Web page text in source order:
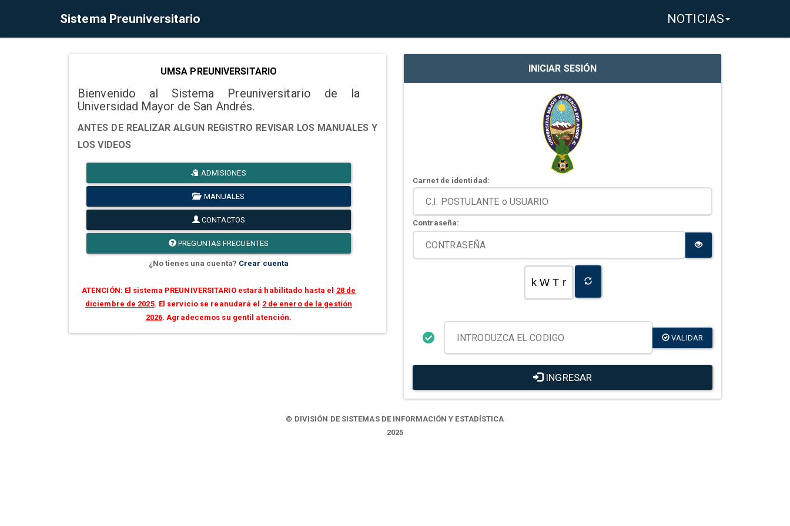
Sistema Preuniversitario NOTICIAS
UMSA PREUNIVERSITARIO
Bienvenido al Sistema Preuniversitario de la
Universidad Mayor de San Andrés.
ANTES DE REALIZAR ALGUN REGISTRO REVISAR LOS MANUALES Y
LOS VIDEOS
ADMISIONES
MANUALES
CONTACTOS
PREGUNTAS FRECUENTES
¿No tienes una cuenta? Crear cuenta
ATENCIÓN: El sistema PREUNIVERSITARIO estará habilitado hasta el 28 de
diciembre de 2025. El servicio se reanudará el 2 de enero de la gestión
2026. Agradecemos su gentil atención.
INICIAR SESIÓN
Carnet de identidad:
Contraseña:
k W T r
VALIDAR
INGRESAR
© DIVISIÓN DE SISTEMAS DE INFORMACIÓN Y ESTADÍSTICA
2025